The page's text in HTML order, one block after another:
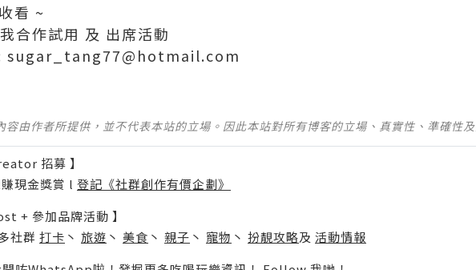
看 ~
合作試用 及 出席活動
sugar_tang77@hotmail.com
容由作者所提供，並不代表本站的立場。因此本站對所有博客的立場、真實性、準確性
招募 】
現金獎賞 l 登記《社群創作有價企劃》
+ 參加品牌活動 】
社群 打卡 丶 旅遊 丶 美食 丶 親子 丶 寵物 丶 扮靚攻略及 活動情報